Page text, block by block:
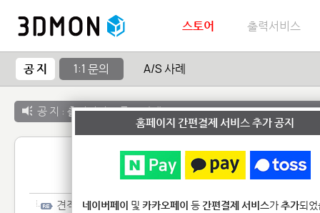
스토어 출력서비스
공 지 1:1 문의 A/S 사례
공 지 : 출력서비스 종료 안내
1:1 문
견적*
홈페이지 간편결제 서비스 추가 공지
네이버페이 및 카카오페이 등간편결제 서비스가추가되